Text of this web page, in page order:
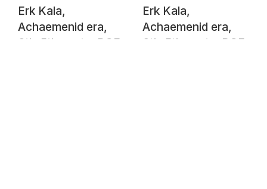
Erk Kala,
Achaemenid era,
6th-5th cents. BCE;
Erk Kala,
Achaemenid era,
6th-5th cents. BCE;